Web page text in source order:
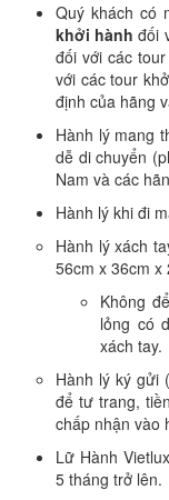
Quý khách có
khởi hành đối
đối với các
với các tour
định của hãng
Hành lý mang
dễ di chuyển
Nam và các
Hành lý khi đi
Hành lý xách
56cm x 36cm x
Không
lỏng có
xách tay.
Hành lý ký gửi
để tư trang,
chấp nhận vào
Lữ Hành
5 tháng trở lên.